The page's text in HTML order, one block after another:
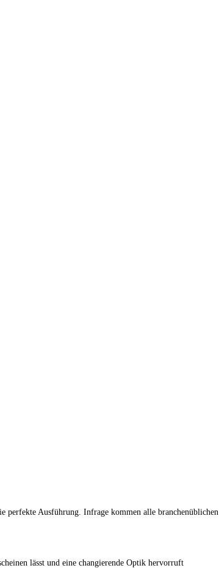
perfekte Ausführung. Infrage kommen alle
lässt und eine changierende Optik hervorruft